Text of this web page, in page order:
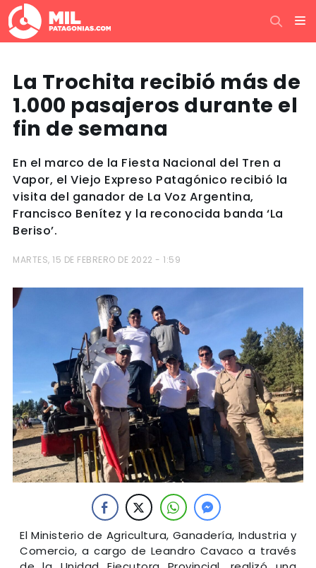
La Trochita recibió más de
1.000 pasajeros durante el
fin de semana
En el marco de la Fiesta Nacional del Tren a
Vapor, el Viejo Expreso Patagónico recibió la
visita del ganador de La Voz Argentina,
Francisco Benítez y la reconocida banda ‘La
Beriso’.
MARTES, 15 DE FEBRERO DE 2022 - 1:59
El Ministerio de Agricultura, Ganadería, Industria y
Comercio, a cargo de Leandro Cavaco a través